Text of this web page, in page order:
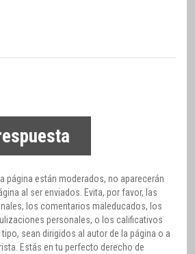
página están moderados, no aparecerán
al ser enviados. Evita, por favor, las
los comentarios maleducados, los
personales, o los calificativos
sean dirigidos al autor de la página o a
Estás en tu perfecto derecho de